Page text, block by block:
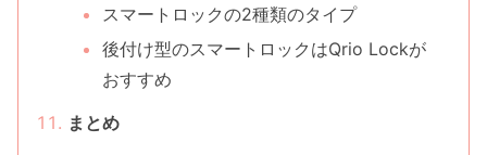
スマートロックの2種類のタイプ
後付け型のスマートロックはQrio Lockが
おすすめ
まとめ